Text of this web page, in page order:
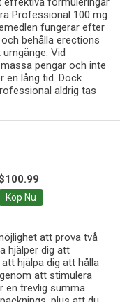
Professional 100 mg
fungerar efter
behålla erections
Vid
pengar och inte
en lång tid. Dock
aldrig tas
Köp Nu
att prova två
hjälper dig att
hjälpa dig att hålla
att stimulera
en trevlig summa